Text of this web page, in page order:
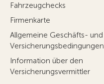
Fahrzeugchecks
Firmenkarte
Allgemeine Geschäfts- und
Versicherungsbedingungen
Information über den
Versicherungsvermittler